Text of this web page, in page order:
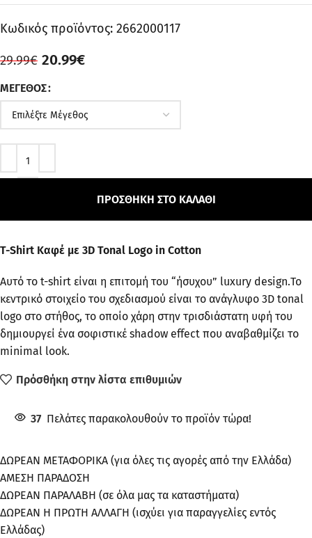
Κωδικός προϊόντος: 2662000117
29.99€ 20.99€
ΜΈΓΕΘΟΣ
ΠΡΟΣΘΉΚΗ ΣΤΟ ΚΑΛΆΘΙ
T-Shirt Καφέ με 3D Tonal Logo in Cotton
Αυτό το t-shirt είναι η επιτομή του “ήσυχου” luxury design.Το
κεντρικό στοιχείο του σχεδιασμού είναι το ανάγλυφο 3D tonal
logo στο στήθος, το οποίο χάρη στην τρισδιάστατη υφή του
δημιουργεί ένα σοφιστικέ shadow effect που αναβαθμίζει το
minimal look.
Πρόσθήκη στην λίστα επιθυμιών
37 Πελάτες παρακολουθούν το προϊόν τώρα!
ΔΩΡΕΑΝ ΜΕΤΑΦΟΡΙΚΑ (για όλες τις αγορές από την Ελλάδα)
ΑΜΕΣΗ ΠΑΡΑΔΟΣΗ
ΔΩΡΕΑΝ ΠΑΡΑΛΑΒΗ (σε όλα μας τα καταστήματα)
ΔΩΡΕΑΝ Η ΠΡΩΤΗ ΑΛΛΑΓΗ (ισχύει για παραγγελίες εντός
Ελλάδας)